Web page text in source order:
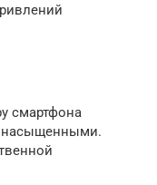
смартфона
насыщенными.